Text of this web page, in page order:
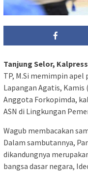
Tanjung Selor,
TP, M.Si memimpin
Lapangan Agatis,
Anggota Forkopimda,
ASN di Lingkungan
Wagub membacakan
Dalam sambutannya,
dikandungnya
bangsa dasar negara,